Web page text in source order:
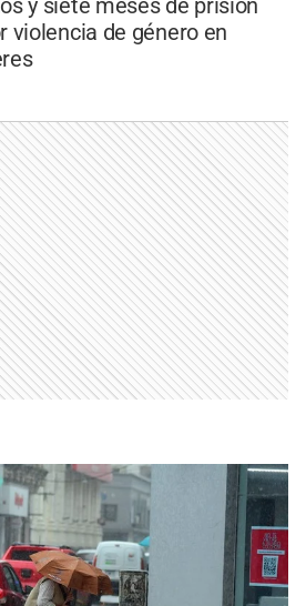
violencia de género en